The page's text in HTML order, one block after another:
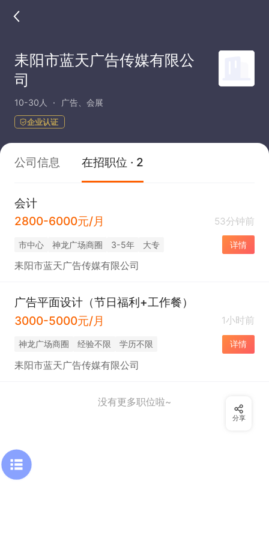
耒阳市蓝天广告传媒有限公
司
10-30人 广告、会展
企业认证
公司信息 在招职位 · 2
会计
2800-6000元/月
53分钟前
市中心 神龙广场商圈 3-5年 大专 详情
耒阳市蓝天广告传媒有限公司
广告平面设计（节日福利+工作餐）
3000-5000元/月
1小时前
神龙广场商圈 经验不限 学历不限 详情
耒阳市蓝天广告传媒有限公司
没有更多职位啦~
分享